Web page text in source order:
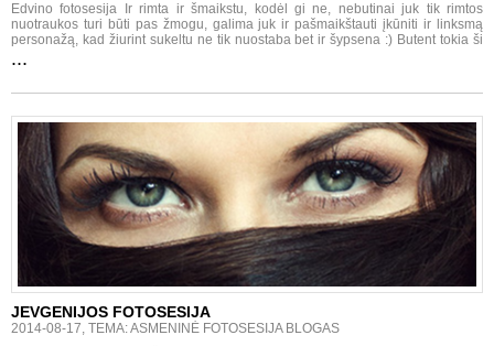
Edvino fotosesija Ir rimta ir šmaikstu, kodėl gi ne, nebutinai juk tik rimtos
nuotraukos turi būti pas žmogu, galima juk ir pašmaikštauti įkūniti ir linksmą
personažą, kad žiurint sukeltu ne tik nuostaba bet ir šypsena :) Butent tokia ši
...
JEVGENIJOS FOTOSESIJA
2014-08-17, TEMA: ASMENINĖ FOTOSESIJA BLOGAS